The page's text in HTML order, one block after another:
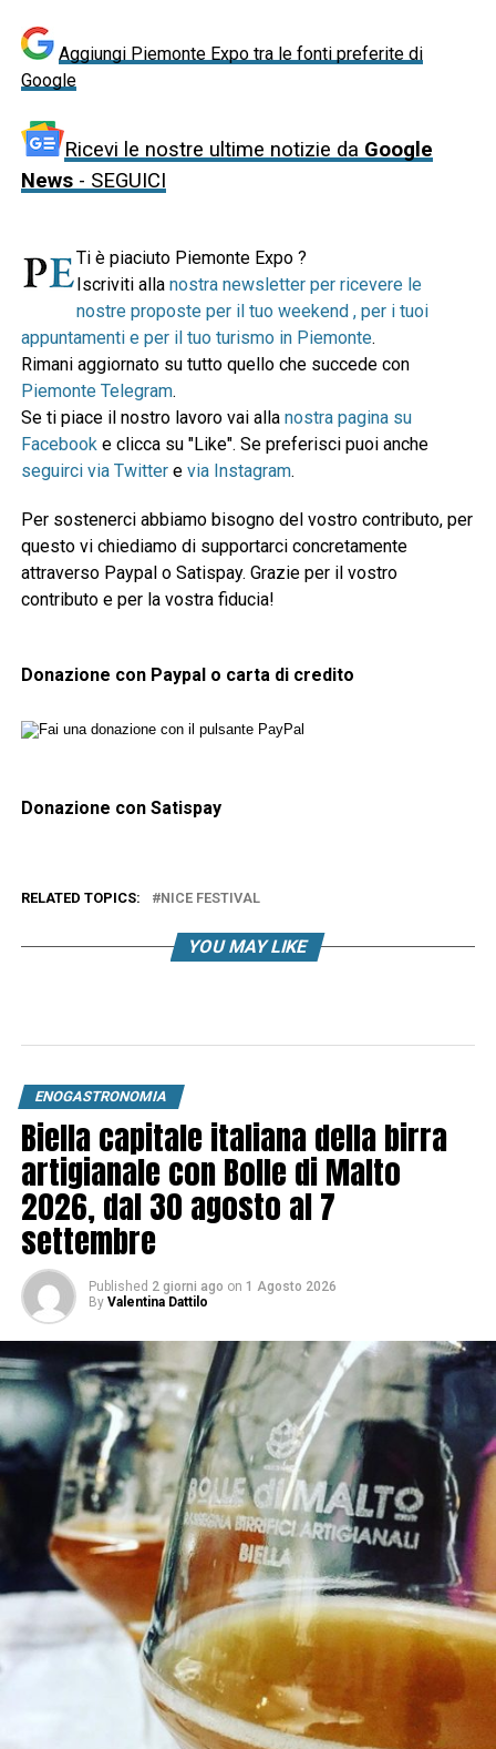
Aggiungi Piemonte Expo tra le fonti preferite di
Google
Ricevi le nostre ultime notizie da Google
News- SEGUICI
Ti è piaciuto Piemonte Expo ?
Iscriviti alla nostra newsletter per ricevere le
nostre proposte per il tuo weekend , per i tuoi
appuntamenti e per il tuo turismo in Piemonte.
Rimani aggiornato su tutto quello che succede con
Piemonte Telegram.
Se ti piace il nostro lavoro vai alla nostra pagina su
Facebooke clicca su "Like". Se preferisci puoi anche
seguirci via Twittere via Instagram.
Per sostenerci abbiamo bisogno del vostro contributo, per
questo vi chiediamo di supportarci concretamente
attraverso Paypal o Satispay. Grazie per il vostro
contributo e per la vostra fiducia!
Donazione con Paypal o carta di credito
Donazione con Satispay
RELATED TOPICS: NICE FESTIVAL
YOU MAY LIKE
ENOGASTRONOMIA
Biella capitale italiana della birra
artigianale con Bolle di Malto
2026, dal 30 agosto al 7
settembre
Published 2 giorni ago on 1 Agosto 2026
By Valentina Dattilo